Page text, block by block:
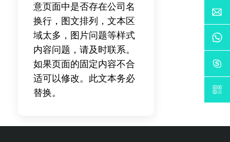
意页面中是否存在公司名
换行，图文排列，文本区
域太多，图片问题等样式
内容问题，请及时联系。
如果页面的固定内容不合
适可以修改。此文本务必
替换。